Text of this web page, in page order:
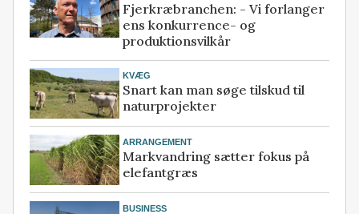
Fjerkræbranchen: - Vi forlanger
ens konkurrence- og
produktionsvilkår
KVÆG
Snart kan man søge tilskud til
naturprojekter
ARRANGEMENT
Markvandring sætter fokus på
elefantgræs
BUSINESS